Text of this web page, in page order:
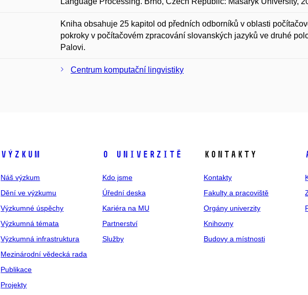
Kniha obsahuje 25 kapitol od předních odborníků v oblasti
pokroky v počítačovém zpracování slovanských jazyků ve druhé
Palovi.
Centrum komputační lingvistiky
Výzkum
Náš výzkum
Dění ve výzkumu
Výzkumné úspěchy
Výzkumná témata
Výzkumná infrastruktura
Mezinárodní vědecká rada
Publikace
Projekty
O univerzitě
Kdo jsme
Úřední deska
Kariéra na MU
Partnerství
Služby
Kontakty
Kontakty
Fakulty a pracoviště
Orgány univerzity
Knihovny
Budovy a místnosti